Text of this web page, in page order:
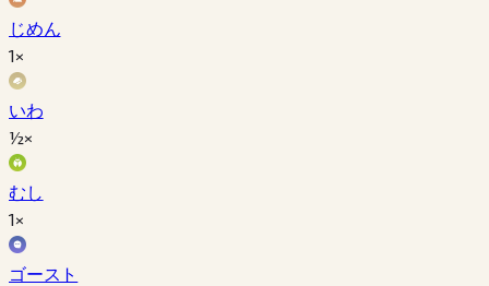
じめん
1×
いわ
½×
むし
1×
ゴースト